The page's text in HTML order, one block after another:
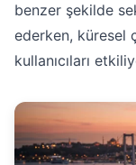
benzer şekilde
ederken, küresel
kullanıcıları